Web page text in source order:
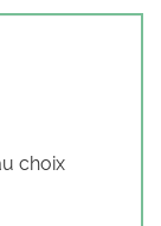
choix